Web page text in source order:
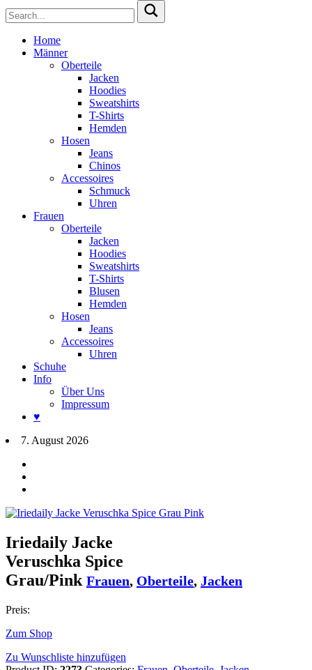
Home
Männer
Oberteile
Jacken
Hoodies
Sweatshirts
T-Shirts
Hemden
Hosen
Jeans
Chinos
Accessoires
Schmuck
Uhren
Frauen
Oberteile
Jacken
Hoodies
Sweatshirts
T-Shirts
Blusen
Hemden
Hosen
Jeans
Accessoires
Uhren
Schuhe
Info
Über Uns
Impressum
♥
7. August 2026
Iriedaily Jacke
Veruschka Spice
Grau/Pink Frauen, Oberteile, Jacken
Preis:
Zum Shop
Zu Wunschliste hinzufügen